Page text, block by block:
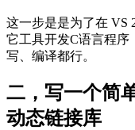
这一步是是为了在 VS
它工具开发C语言程序
写、编译都行。
二，写一个简
动态链接库